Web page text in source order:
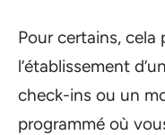
Pour certains, cela
l’établissement
check-ins ou un
programmé où